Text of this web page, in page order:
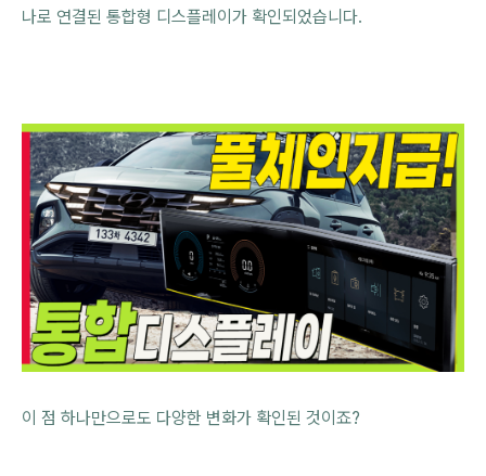
나로 연결된 통합형 디스플레이가 확인되었습니다.
이 점 하나만으로도 다양한 변화가 확인된 것이죠?